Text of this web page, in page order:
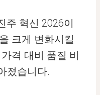
주 혁신 2026이
크게 변화시킬
격 대비 품질 비
졌습니다.